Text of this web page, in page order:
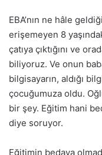
EBA’nın ne hâle
erişemeyen 8
çatıya çıktığını ve
biliyoruz. Ve onun
bilgisayarın, aldığı
çocuğumuza oldu.
bir şey. Eğitim hani
diye soruyor.
Eğitimin bedava